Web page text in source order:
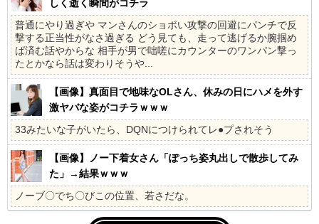
しく逝く瞬間がコチラ
普通にやり過ぎや マンさんのショボい攻撃の回避にパンチで反
撃する正当性がなさ過ぎる どう見ても、走って逃げるか腕掴め
ば済む話やからな 相手が男で咄嗟にカウンターのワンパン撃っ
たとかなら話は変わりそうや...
【画像】真面目で地味なOLさん、休みの日にハメを外す
激ヤバな姿がコチラｗｗｗ
33みたいな子がいたら、DQNにつけられてレ●プされそう
【画像】ノー下着女さん「ぽっち姿丸出しで散歩してみ
た」→結果ｗｗｗ
ノーブ〇でち〇びこの位置、若さだな。